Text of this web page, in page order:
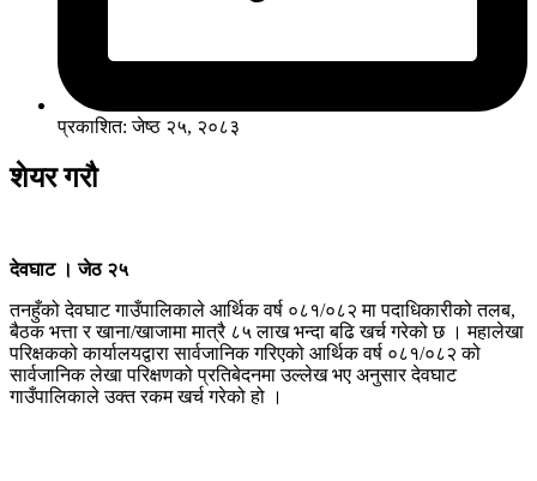
प्रकाशित: जेष्ठ २५, २०८३
शेयर गरौ
देवघाट । जेठ २५
तनहुँको देवघाट गाउँपालिकाले आर्थिक वर्ष ०८१/०८२ मा पदाधिकारीको तलब,
बैठक भत्ता र खाना/खाजामा मात्रै ८५ लाख भन्दा बढि खर्च गरेको छ । महालेखा
परिक्षकको कार्यालयद्वारा सार्वजानिक गरिएको आर्थिक वर्ष ०८१/०८२ को
सार्वजानिक लेखा परिक्षणको प्रतिबेदनमा उल्लेख भए अनुसार देवघाट
गाउँपालिकाले उक्त रकम खर्च गरेको हो ।